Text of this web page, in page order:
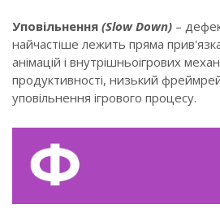
Уповільнення (Slow Down) –
найчастіше лежить пряма
анімацій і внутрішньоігрових
продуктивності, низький
уповільнення ігрового процесу.